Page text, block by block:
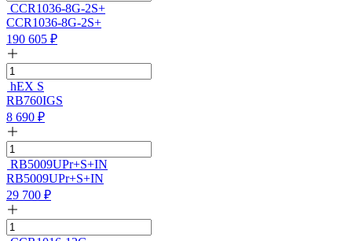
CCR1036-8G-2S+
CCR1036-8G-2S+
190 605 ₽
hEX S
RB760IGS
8 690 ₽
RB5009UPr+S+IN
RB5009UPr+S+IN
29 700 ₽